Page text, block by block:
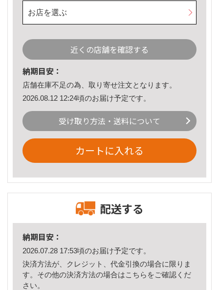
お店を選ぶ
近くの店舗を確認する
納期目安：
店舗在庫不足の為、取り寄せ注文となります。
2026.08.12 12:24頃のお届け予定です。
受け取り方法・送料について
カートに入れる
配送する
納期目安：
2026.07.28 17:53頃のお届け予定です。
決済方法が、クレジット、代金引換の場合に限りま
す。その他の決済方法の場合はこちら をご確認くだ
さい。